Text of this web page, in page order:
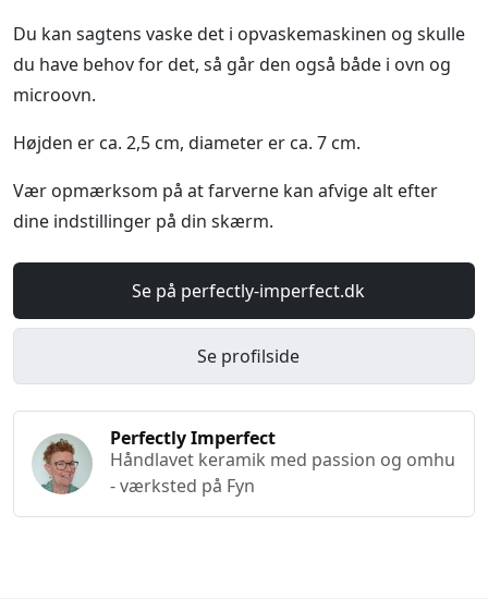
Du kan sagtens vaske det i opvaskemaskinen og skulle
du have behov for det, så går den også både i ovn og
microovn.
Højden er ca. 2,5 cm, diameter er ca. 7 cm.
Vær opmærksom på at farverne kan afvige alt efter
dine indstillinger på din skærm.
Se på perfectly-imperfect.dk
Se profilside
Perfectly Imperfect
Håndlavet keramik med passion og omhu
- værksted på Fyn